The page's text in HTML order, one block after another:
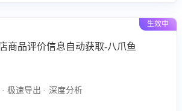
生效中
商品评价信息自动获取-八爪鱼
极速导出 · 深度分析